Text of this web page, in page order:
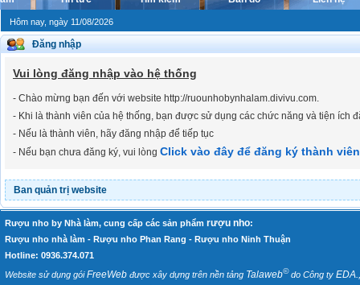
Hôm nay, ngày 11/08/2026
Đăng nhập
Vui lòng đăng nhập vào hệ thống
- Chào mừng bạn đến với website http://ruounhobynhalam.divivu.com.
- Khi là thành viên của hệ thống, bạn được sử dụng các chức năng và tiện ích
- Nếu là thành viên, hãy đăng nhập để tiếp tục
- Nếu bạn chưa đăng ký, vui lòng Click vào đây để đăng ký thành viên
Ban quản trị website
Rượu nho by Nhà làm, cung cấp các sản phẩm rượu nho:
Rượu nho nhà làm - Rượu nho Phan Rang - Rượu nho Ninh Thuận
Hotline: 0936.374.071
Website sử dụng góiFreeWeb được xây dựng trên nền tảng Talaweb©do Công ty